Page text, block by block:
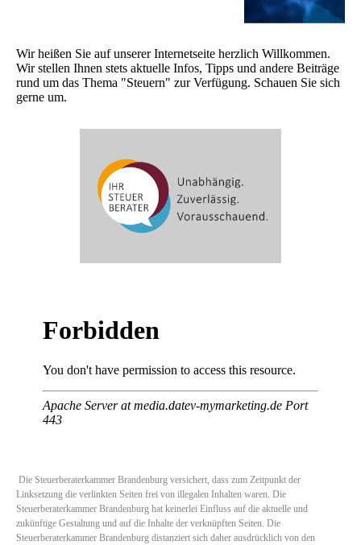
Wir heißen Sie auf unserer Internetseite herzlich Willkommen.
Wir stellen Ihnen stets aktuelle Infos, Tipps und andere Beiträge
rund um das Thema "Steuern" zur Verfügung. Schauen Sie sich
gerne um.
Die Steuerberaterkammer Brandenburg versichert, dass zum Zeitpunkt der
Linksetzung die verlinkten Seiten frei von illegalen Inhalten waren. Die
Steuerberaterkammer Brandenburg hat keinerlei Einfluss auf die aktuelle und
zukünftige Gestaltung und auf die Inhalte der verknüpften Seiten. Die
Steuerberaterkammer Brandenburg distanziert sich daher ausdrücklich von den